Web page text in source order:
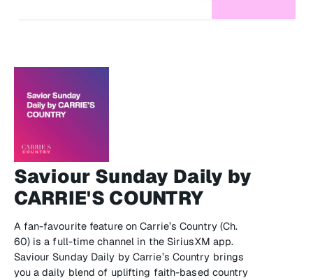
Saviour Sunday Daily by
CARRIE'S COUNTRY
A fan-favourite feature on Carrie’s Country (Ch.
60) is a full-time channel in the SiriusXM app.
Saviour Sunday Daily by Carrie’s Country brings
you a daily blend of uplifting faith-based country